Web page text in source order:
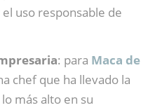
uso responsable de
: para Maca de
chef que ha llevado la
más alto en su